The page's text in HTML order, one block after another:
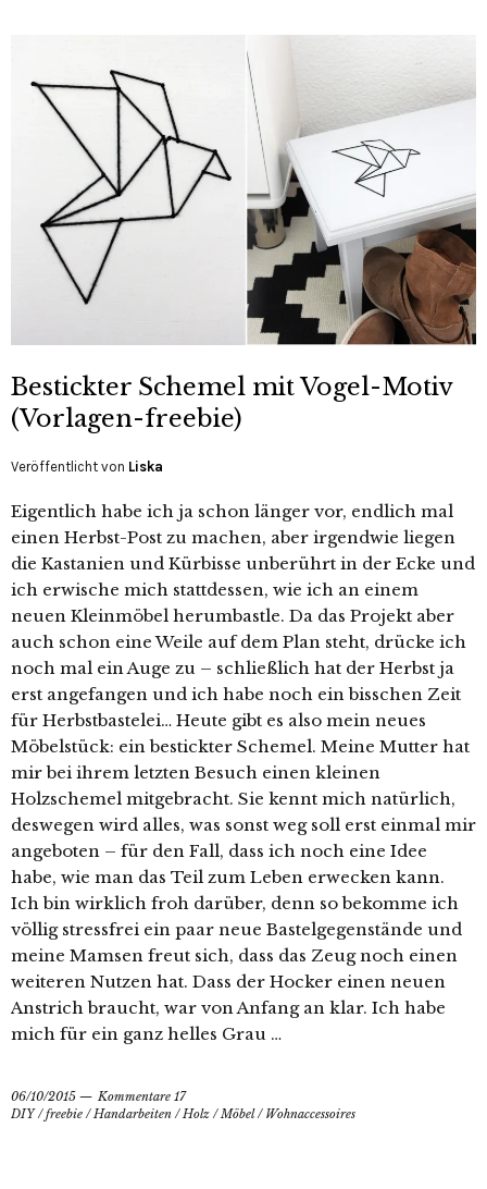
Bestickter Schemel mit Vogel-Motiv
(Vorlagen-freebie)
Veröffentlicht von Liska
Eigentlich habe ich ja schon länger vor, endlich mal
einen Herbst-Post zu machen, aber irgendwie liegen
die Kastanien und Kürbisse unberührt in der Ecke und
ich erwische mich stattdessen, wie ich an einem
neuen Kleinmöbel herumbastle. Da das Projekt aber
auch schon eine Weile auf dem Plan steht, drücke ich
noch mal ein Auge zu – schließlich hat der Herbst ja
erst angefangen und ich habe noch ein bisschen Zeit
für Herbstbastelei… Heute gibt es also mein neues
Möbelstück: ein bestickter Schemel. Meine Mutter hat
mir bei ihrem letzten Besuch einen kleinen
Holzschemel mitgebracht. Sie kennt mich natürlich,
deswegen wird alles, was sonst weg soll erst einmal mir
angeboten – für den Fall, dass ich noch eine Idee
habe, wie man das Teil zum Leben erwecken kann.
Ich bin wirklich froh darüber, denn so bekomme ich
völlig stressfrei ein paar neue Bastelgegenstände und
meine Mamsen freut sich, dass das Zeug noch einen
weiteren Nutzen hat. Dass der Hocker einen neuen
Anstrich braucht, war von Anfang an klar. Ich habe
mich für ein ganz helles Grau …
06/10/2015
Kommentare 17
DIY/freebie /Handarbeiten /Holz /Möbel/ Wohnaccessoires